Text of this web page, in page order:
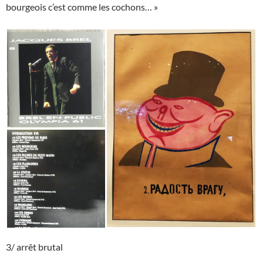
bourgeois c’est comme les cochons… »
3/ arrêt brutal